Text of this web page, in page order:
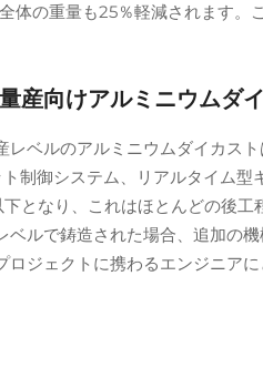
の重量も25％軽減されます。
向けアルミニウムダ
ベルのアルミニウムダイカス
御システム、リアルタイム型
となり、これはほとんどの後工
ルで鋳造された場合、追加の
ジェクトに携わるエンジニア